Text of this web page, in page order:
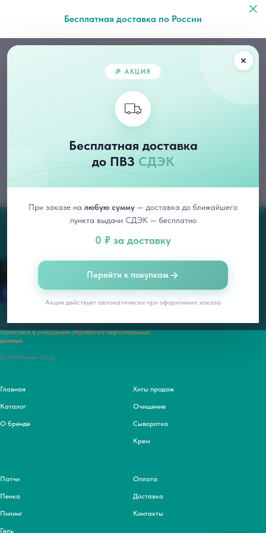
Бесплатная доставка по России
🎉 АКЦИЯ
Бесплатная доставка
до ПВЗ СДЭК
При заказе на любую сумму — доставка до ближайшего
пункта выдачи СДЭК — бесплатно
0 ₽ за доставку
Перейти к покупкам
Акция действует автоматически при оформлении заказа
Дополнительная линия
Договор оферты Mybiogen Shop
Политика в отношении обработки персональных
данных
© Mybiogen Shop
Главная
Каталог
О бренде
Хиты продаж
Очищение
Сыворотка
Крем
Патчи
Пенка
Пилинг
Гель
Оплата
Доставка
Контакты